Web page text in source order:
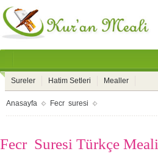
Sureler Hatim Setleri Mealler
Anasayfa Fecr suresi
Fecr Suresi Türkçe Meali